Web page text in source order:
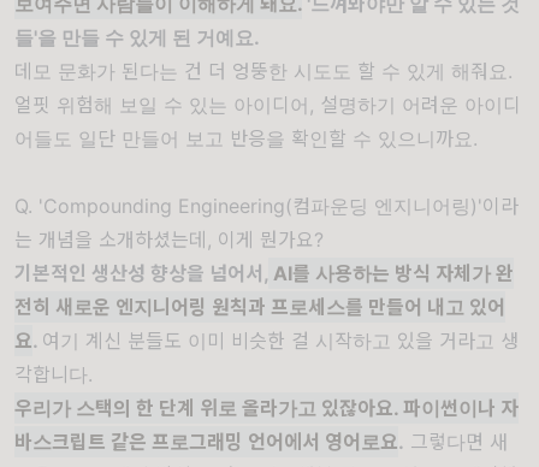
들'을 만들 수 있게 된 거예요.
데모 문화가 된다는 건 더 엉뚱한 시도도 할 수 있게 해줘요.
얼핏 위험해 보일 수 있는 아이디어, 설명하기 어려운 아이디
어들도 일단 만들어 보고 반응을 확인할 수 있으니까요.
Q. 'Compounding Engineering(컴파운딩 엔지니어링)'이라
는 개념을 소개하셨는데, 이게 뭔가요?
기본적인 생산성 향상을 넘어서, AI를 사용하는 방식 자체가 완
전히 새로운 엔지니어링 원칙과 프로세스를 만들어 내고 있어
요. 여기 계신 분들도 이미 비슷한 걸 시작하고 있을 거라고 생
각합니다.
우리가 스택의 한 단계 위로 올라가고 있잖아요. 파이썬이나 자
바스크립트 같은 프로그래밍 언어에서 영어로요. 그렇다면 새